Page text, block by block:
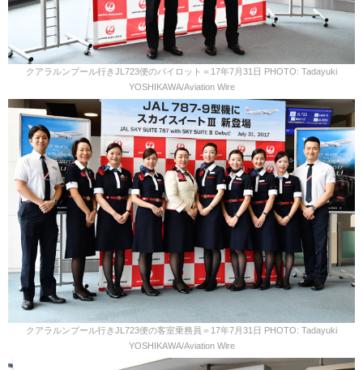
クアラルンプール行きJL723便のパイロット＝17年7月31日 PHOTO: Tadayuki
YOSHIKAWA/Aviation Wire
クアラルンプール行きJL723便の客室乗務員＝17年7月31日 PHOTO: Tadayuki
YOSHIKAWA/Aviation Wire